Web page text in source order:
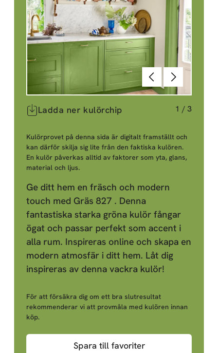
Föregående
Nästa
Ladda ner kulörchip 1 / 3
Kulörprovet på denna sida är digitalt framställt och
kan därför skilja sig lite från den faktiska kulören.
En kulör påverkas alltid av faktorer som yta, glans,
material och ljus.
Ge ditt hem en fräsch och modern
touch med Gräs 827 . Denna
fantastiska starka gröna kulör fångar
ögat och passar perfekt som accent i
alla rum. Inspireras online och skapa en
modern atmosfär i ditt hem. Låt dig
inspireras av denna vackra kulör!
För att försäkra dig om ett bra slutresultat
rekommenderar vi att provmåla med kulören innan
köp.
Spara till favoriter